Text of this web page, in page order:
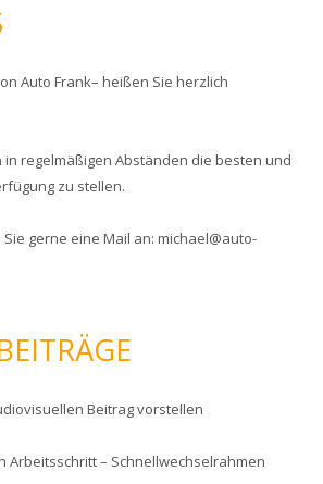
Auto Frank– heißen Sie herzlich
regelmäßigen Abständen die besten und
zu stellen.
gerne eine Mail an: michael@auto-
Beitrag vorstellen
Arbeitsschritt – Schnellwechselrahmen